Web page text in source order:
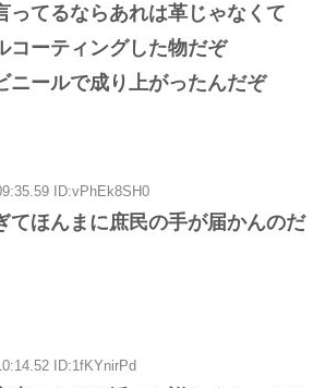
ってるならあれは革じゃなくて
コーティングした物だぞ
ニールで成り上がったんだぞ
ID:vPhEk8SH0
てほんまに庶民の手が届かんのだ
ID:1fKYnirPd